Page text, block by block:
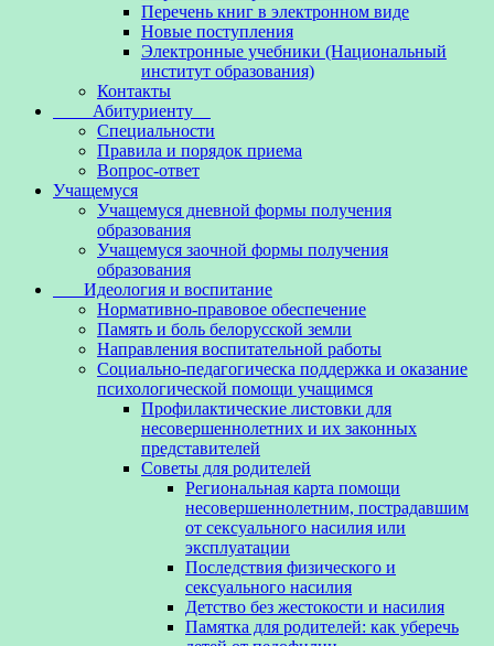
Перечень книг в электронном виде
Новые поступления
Электронные учебники (Национальный
институт образования)
Контакты
Абитуриенту
Специальности
Правила и порядок приема
Вопрос-ответ
Учащемуся
Учащемуся дневной формы получения
образования
Учащемуся заочной формы получения
образования
Идеология и воспитание
Нормативно-правовое обеспечение
Память и боль белорусской земли
Направления воспитательной работы
Социально-педагогическа поддержка и оказание
психологической помощи учащимся
Профилактические листовки для
несовершеннолетних и их законных
представителей
Советы для родителей
Региональная карта помощи
несовершеннолетним, пострадавшим
от сексуального насилия или
эксплуатации
Последствия физического и
сексуального насилия
Детство без жестокости и насилия
Памятка для родителей: как уберечь